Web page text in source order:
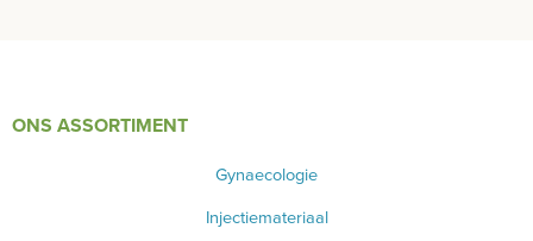
ONS ASSORTIMENT
Gynaecologie
Injectiemateriaal